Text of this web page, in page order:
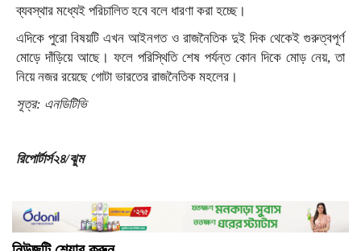
ব্যবস্থার মধ্যেই পরিচালিত হবে বলে ধারণা করা হচ্ছে।
এদিকে পুরো বিষয়টি এখন আইনগত ও রাজনৈতিক দুই দিক থেকেই গুরুত্বপূর্ণ
মোড়ে দাঁড়িয়ে আছে। ফলে পরিস্থিতি শেষ পর্যন্ত কোন দিকে মোড় নেয়, তা
নিয়ে নজর রয়েছে গোটা ভারতের রাজনৈতিক মহলের।
সূত্র: এনডিটিভি
রিপোর্টার্স২৪/ঝুম